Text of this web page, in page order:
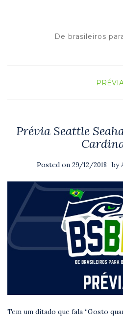
De brasileiros
Prévia Seattle
Posted on 29/12/2018 by
Tem um ditado que fala “Gosto